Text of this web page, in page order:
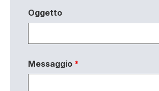
Oggetto
Messaggio *